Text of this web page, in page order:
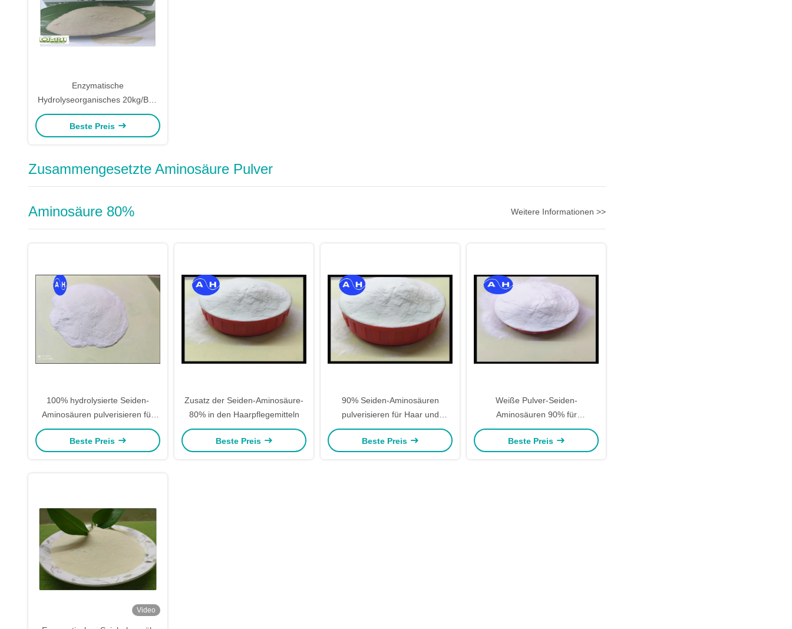
Enzymatische
Hydrolyseorganisches 20kg/Bag
Fischmehl-Düngemittel
Beste Preis
Zusammengesetzte Aminosäure Pulver
Aminosäure 80% Weitere Informationen >>
100% hydrolysierte Seiden-
Aminosäuren pulverisieren für
Hautpflege-Wesentlich-Zusatz
Beste Preis
Zusatz der Seiden-Aminosäure-
80% in den Haarpflegemitteln
Beste Preis
90% Seiden-Aminosäuren
pulverisieren für Haar und
Hautpflege
Beste Preis
Weiße Pulver-Seiden-
Aminosäuren 90% für
kosmetischen Bestandteil
Beste Preis
Video